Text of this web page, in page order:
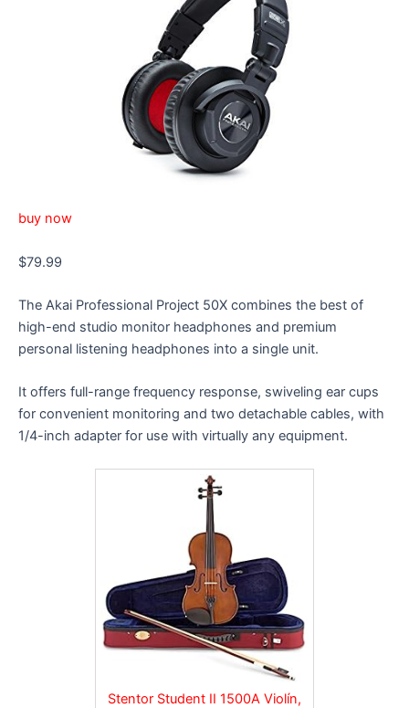
buy now
$79.99
The Akai Professional Project 50X combines the best of
high-end studio monitor headphones and premium
personal listening headphones into a single unit.
It offers full-range frequency response, swiveling ear cups
for convenient monitoring and two detachable cables, with
1/4-inch adapter for use with virtually any equipment.
Stentor Student II 1500A Violín,